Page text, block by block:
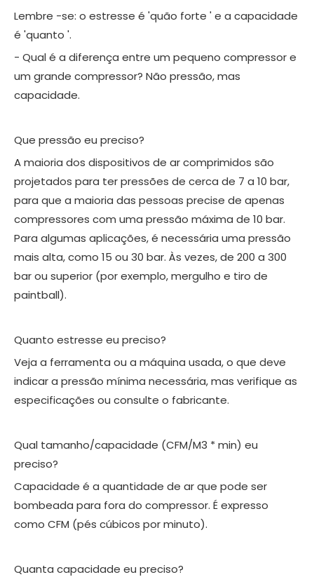
Lembre -se: o estresse é 'quão forte ' e a capacidade
é 'quanto '.
- Qual é a diferença entre um pequeno compressor e
um grande compressor? Não pressão, mas
capacidade.
Que pressão eu preciso?
A maioria dos dispositivos de ar comprimidos são
projetados para ter pressões de cerca de 7 a 10 bar,
para que a maioria das pessoas precise de apenas
compressores com uma pressão máxima de 10 bar.
Para algumas aplicações, é necessária uma pressão
mais alta, como 15 ou 30 bar. Às vezes, de 200 a 300
bar ou superior (por exemplo, mergulho e tiro de
paintball).
Quanto estresse eu preciso?
Veja a ferramenta ou a máquina usada, o que deve
indicar a pressão mínima necessária, mas verifique as
especificações ou consulte o fabricante.
Qual tamanho/capacidade (CFM/M3 * min) eu
preciso?
Capacidade é a quantidade de ar que pode ser
bombeada para fora do compressor. É expresso
como CFM (pés cúbicos por minuto).
Quanta capacidade eu preciso?